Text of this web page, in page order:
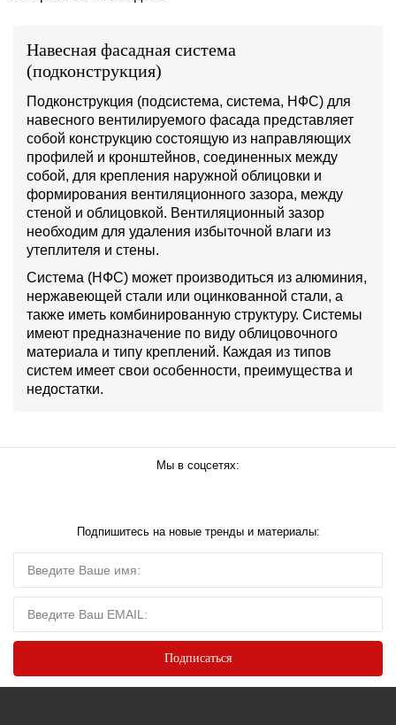
Навесная фасадная система
(подконструкция)
Подконструкция (подсистема, система, НФС) для
навесного вентилируемого фасада представляет
собой конструкцию состоящую из направляющих
профилей и кронштейнов, соединенных между
собой, для крепления наружной облицовки и
формирования вентиляционного зазора, между
стеной и облицовкой. Вентиляционный зазор
необходим для удаления избыточной влаги из
утеплителя и стены.
Система (НФС) может производиться из алюминия,
нержавеющей стали или оцинкованной стали, а
также иметь комбинированную структуру. Системы
имеют предназначение по виду облицовочного
материала и типу креплений. Каждая из типов
систем имеет свои особенности, преимущества и
недостатки.
Мы в соцсетях:
Подпишитесь на новые тренды и материалы: